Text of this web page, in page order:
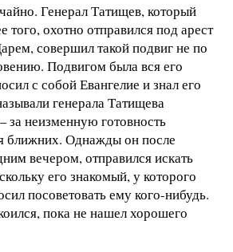
Генерал Татищев, который
того, охотно отправился под арест
совершил такой подвиг не по
Подвигом была вся его
с собой Евангелие и знал его
генерала Татищева
за неизменную готовность
ближних. Однажды он после
вечером, отправился искать
его знакомый, у которого
посоветовать ему кого-нибудь.
пока не нашел хорошего